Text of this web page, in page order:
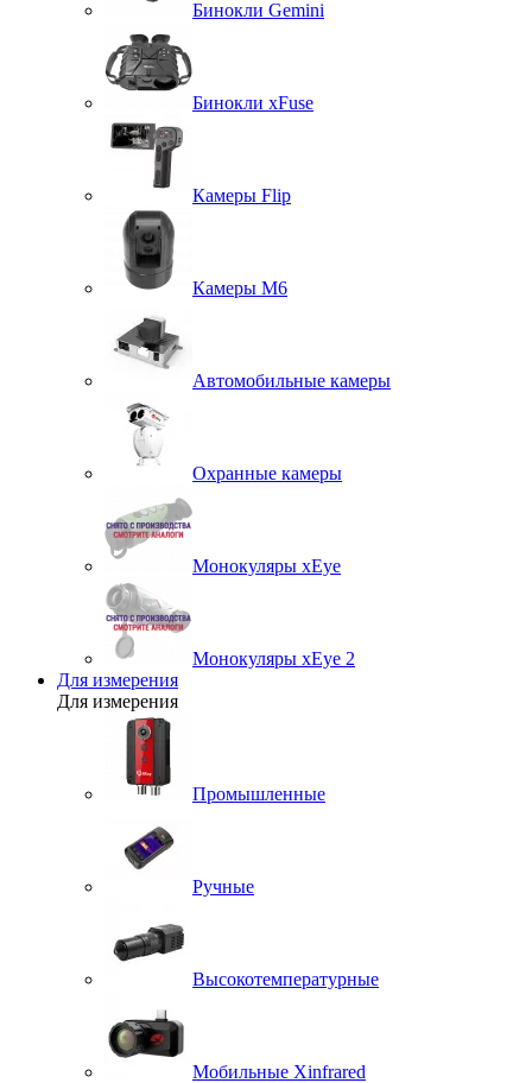
Бинокли Gemini
Бинокли xFuse
Камеры Flip
Камеры M6
Автомобильные камеры
Охранные камеры
Монокуляры xEye
Монокуляры xEye 2
Для измерения
Для измерения
Промышленные
Ручные
Высокотемпературные
Мобильные Xinfrared